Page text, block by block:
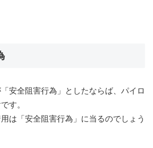
安全阻害行為」としたならば、パイロ
す。
は「安全阻害行為」に当るのでしょう